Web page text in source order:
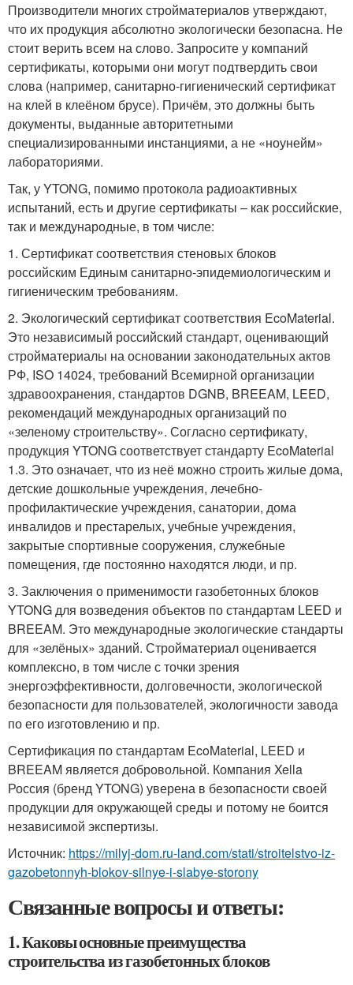
Производители многих стройматериалов утверждают,
что их продукция абсолютно экологически безопасна. Не
стоит верить всем на слово. Запросите у компаний
сертификаты, которыми они могут подтвердить свои
слова (например, санитарно-гигиенический сертификат
на клей в клеёном брусе). Причём, это должны быть
документы, выданные авторитетными
специализированными инстанциями, а не «ноунейм»
лабораториями.
Так, у YTONG, помимо протокола радиоактивных
испытаний, есть и другие сертификаты – как российские,
так и международные, в том числе:
1. Сертификат соответствия стеновых блоков
российским Единым санитарно-эпидемиологическим и
гигиеническим требованиям.
2. Экологический сертификат соответствия EcoMaterial.
Это независимый российский стандарт, оценивающий
стройматериалы на основании законодательных актов
РФ, ISO 14024, требований Всемирной организации
здравоохранения, стандартов DGNB, BREEAM, LEED,
рекомендаций международных организаций по
«зеленому строительству». Согласно сертификату,
продукция YTONG соответствует стандарту EcoMaterial
1.3. Это означает, что из неё можно строить жилые дома,
детские дошкольные учреждения, лечебно-
профилактические учреждения, санатории, дома
инвалидов и престарелых, учебные учреждения,
закрытые спортивные сооружения, служебные
помещения, где постоянно находятся люди, и пр.
3. Заключения о применимости газобетонных блоков
YTONG для возведения объектов по стандартам LEED и
BREEAM. Это международные экологические стандарты
для «зелёных» зданий. Стройматериал оценивается
комплексно, в том числе с точки зрения
энергоэффективности, долговечности, экологической
безопасности для пользователей, экологичности завода
по его изготовлению и пр.
Сертификация по стандартам EcoMaterial, LEED и
BREEAM является добровольной. Компания Xella
Россия (бренд YTONG) уверена в безопасности своей
продукции для окружающей среды и потому не боится
независимой экспертизы.
Источник: https://milyj-dom.ru-land.com/stati/stroitelstvo-iz-
gazobetonnyh-blokov-silnye-i-slabye-storony
Связанные вопросы и ответы:
1. Каковы основные преимущества
строительства из газобетонных блоков